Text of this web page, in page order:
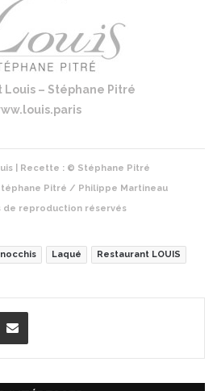
Louis – Stéphane Pitré
| Recette : © Stéphane Pitré
Pitré / Philippe Martineau
de reproduction réservés
Laqué Restaurant LOUIS